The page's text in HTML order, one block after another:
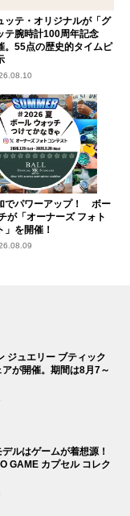
ッテ・オリジナルが「グ
テ腕時計100周年記念
。55点の歴史的タイムピ
でパワーアップ！ ボー
が「オーナーズ フォト
」を開催！
ジュエリー ブティック
が開催。期間は8月7～
ルはゲームが着想源！
GAME カプセル コレク